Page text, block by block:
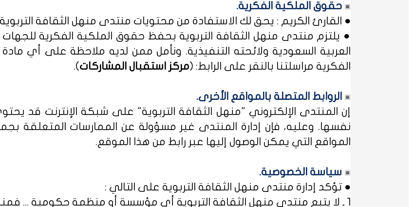
حقوق الملكية الفكرية.
● القارئ الكريم : يحق لك الاستفادة من محتويات منتدى منهل الثقافة
● يلتزم منتدى منهل الثقافة التربوية بحفظ حقوق الملكية الفكرية للجهات
العربية السعودية ولائحته التنفيذية. ونأمل ممن لديه ملاحظة على أي
الفكرية مراسلتنا بالنقر على الرابط: (مركز استقبال المشاركات).
الروابط المتصلة بالمواقع الأخرى.
إن المنتدى الإلكتروني "منهل الثقافة التربوية" على شبكة الإنترنت
نفسها. وعليه، فإن إدارة المنتدى غير مسؤولة عن الممارسات المتعلقة
المواقع التي يمكن الوصول إليها عبر رابط من هذا الموقع.
سياسة الخصوصية.
● تؤكد إدارة منتدى منهل الثقافة التربوية على التالي :
1 ـ لا يتبع منتدى منهل الثقافة التربوية أي مؤسسة أو منظمة حكومية ... فمنهل لثقافتك !